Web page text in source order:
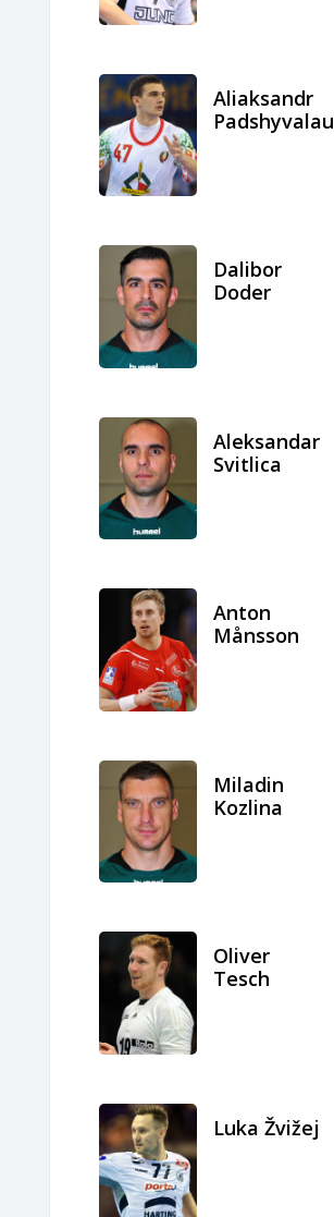
Aliaksandr
Padshyvalau
Dalibor
Doder
Aleksandar
Svitlica
Anton
Månsson
Miladin
Kozlina
Oliver
Tesch
Luka Žvižej